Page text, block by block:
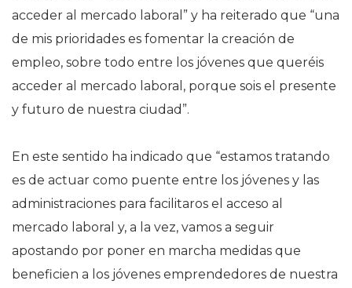
acceder al mercado laboral” y ha reiterado que “una
de mis prioridades es fomentar la creación de
empleo, sobre todo entre los jóvenes que queréis
acceder al mercado laboral, porque sois el presente
y futuro de nuestra ciudad”.
En este sentido ha indicado que “estamos tratando
es de actuar como puente entre los jóvenes y las
administraciones para facilitaros el acceso al
mercado laboral y, a la vez, vamos a seguir
apostando por poner en marcha medidas que
beneficien a los jóvenes emprendedores de nuestra